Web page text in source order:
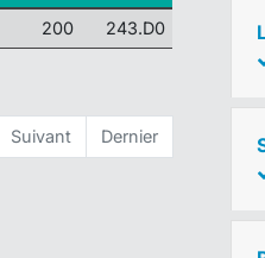
200 243.D0
Suivant Dernier